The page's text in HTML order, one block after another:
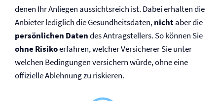
denen Ihr Anliegen aussichtsreich ist. Dabei erhalten die
Anbieter lediglich die Gesundheitsdaten,nichtaber die
persönlichen Datendes Antrag­stellers. So können Sie
ohne Risikoerfahren, welcher Versicherer Sie unter
welchen Bedingungen versichern würde, ohne eine
offizielle Ablehnung zu riskieren.